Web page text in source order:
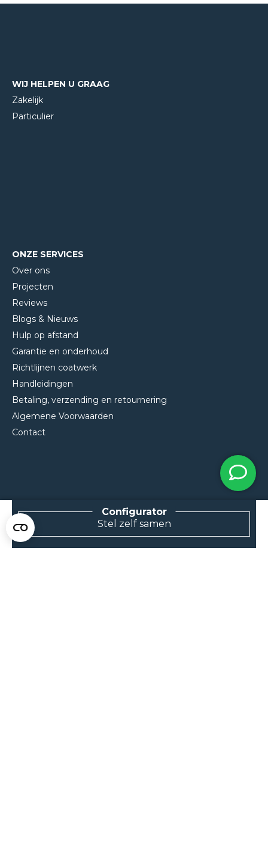
WIJ HELPEN U GRAAG
Zakelijk
Particulier
ONZE SERVICES
Over ons
Projecten
Reviews
Blogs & Nieuws
Hulp op afstand
Garantie en onderhoud
Richtlijnen coatwerk
Handleidingen
Betaling, verzending en retournering
Algemene Voorwaarden
Contact
Stel zelf samen